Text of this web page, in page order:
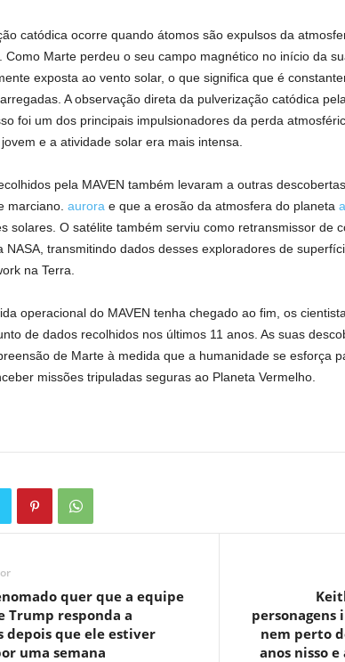
catódica ocorre quando átomos são expulsos da
Como Marte perdeu o seu campo magnético no início da
exposta ao vento solar, o que significa que é
A observação direta da pulverização catódica
foi um dos principais impulsionadores da perda
e a atividade solar era mais intensa.
pela MAVEN também levaram a outras
marciano. aurora e que a erosão da atmosfera do planeta
solares. O satélite também serviu como retransmissor de
NASA, transmitindo dados desses exploradores de
na Terra.
operacional do MAVEN tenha chegado ao fim, os
de dados recolhidos nos últimos 11 anos. As suas
de Marte à medida que a humanidade se esforça
missões tripuladas seguras ao Planeta Vermelho.
quer que a equipe
Trump responda a
depois que ele estiver
uma semana
personagens
nem perto
anos nisso e